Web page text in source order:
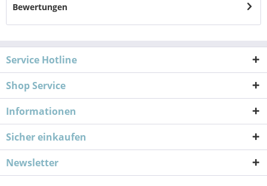
Bewertungen
Service Hotline
Shop Service
Informationen
Sicher einkaufen
Newsletter